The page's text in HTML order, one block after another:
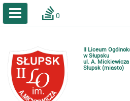
Katalog online biblioteki szkolnej
0
II Liceum
w Słupsku
ul. A. Mickiewicza
Słupsk (miasto)